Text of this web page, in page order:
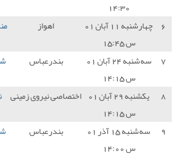
مناطق نفت خیز جنوب 0 - 1
شهرداری بندرعباس 0 - 0
نیروی زمینی نیروی زمینی تهران 0 - 0
شهرداری بندرعباس 2 - 1